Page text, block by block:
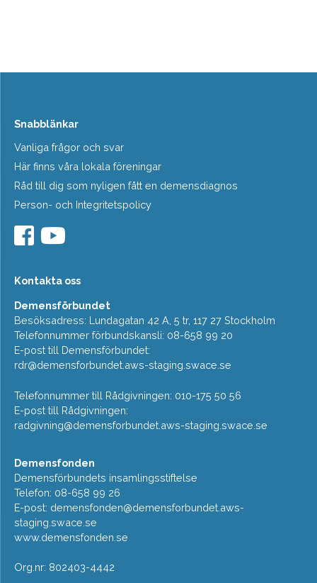
Snabblänkar
Vanliga frågor och svar
Här finns våra lokala föreningar
Råd till dig som nyligen fått en demensdiagnos
Person- och Integritetspolicy
Kontakta oss
Demensförbundet
Besöksadress: Lundagatan 42 A, 5 tr, 117 27 Stockholm
Telefonnummer förbundskansli: 08-658 99 20
E-post till Demensförbundet:
rdr@demensforbundet.aws-staging.swace.se
Telefonnummer till Rådgivningen: 010-175 50 56
E-post till Rådgivningen:
radgivning@demensforbundet.aws-staging.swace.se
Demensfonden
Demensförbundets insamlingsstiftelse
Telefon: 08-658 99 26
E-post: demensfonden@demensforbundet.aws-
staging.swace.se
www.demensfonden.se
Org.nr: 802403-4442